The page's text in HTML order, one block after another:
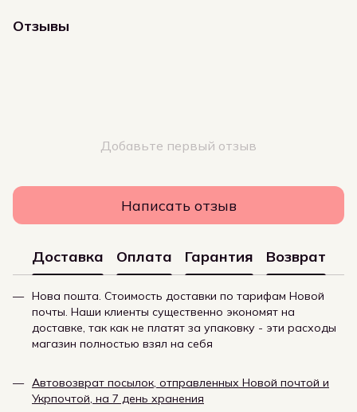
Отзывы
Добавьте первый отзыв
Написать отзыв
Доставка Оплата Гарантия Возврат
Нова пошта. Стоимость доставки по тарифам Новой
почты. Наши клиенты существенно экономят на
доставке, так как не платят за упаковку - эти расходы
магазин полностью взял на себя
Автовозврат посылок, отправленных Новой почтой и
Укрпочтой, на 7 день хранения